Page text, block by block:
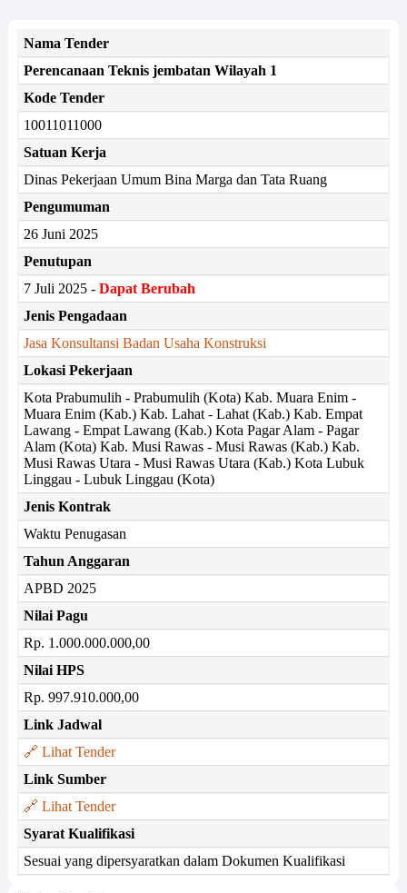
Nama Tender
Perencanaan Teknis jembatan Wilayah 1
Kode Tender
10011011000
Satuan Kerja
Dinas Pekerjaan Umum Bina Marga dan Tata Ruang
Pengumuman
26 Juni 2025
Penutupan
7 Juli 2025 - Dapat Berubah
Jenis Pengadaan
Jasa Konsultansi Badan Usaha Konstruksi
Lokasi Pekerjaan
Kota Prabumulih - Prabumulih (Kota) Kab. Muara Enim -
Muara Enim (Kab.) Kab. Lahat - Lahat (Kab.) Kab. Empat
Lawang - Empat Lawang (Kab.) Kota Pagar Alam - Pagar
Alam (Kota) Kab. Musi Rawas - Musi Rawas (Kab.) Kab.
Musi Rawas Utara - Musi Rawas Utara (Kab.) Kota Lubuk
Linggau - Lubuk Linggau (Kota)
Jenis Kontrak
Waktu Penugasan
Tahun Anggaran
APBD 2025
Nilai Pagu
Rp. 1.000.000.000,00
Nilai HPS
Rp. 997.910.000,00
Link Jadwal
🔗 Lihat Tender
Link Sumber
🔗 Lihat Tender
Syarat Kualifikasi
Sesuai yang dipersyaratkan dalam Dokumen Kualifikasi